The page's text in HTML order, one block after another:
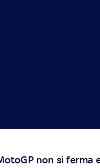
non si ferma